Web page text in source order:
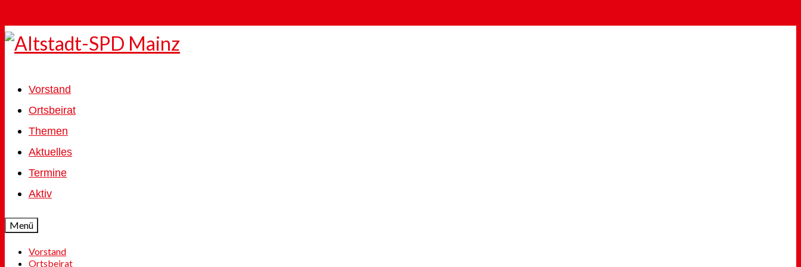
Vorstand
Ortsbeirat
Themen
Aktuelles
Termine
Aktiv
Menü
Vorstand
Ortsbeirat